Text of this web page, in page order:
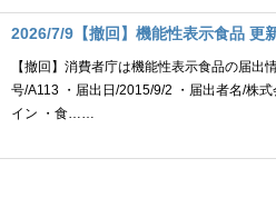
2026/7/9【撤回】機能性表示食品 更
【撤回】消費者庁は機能性表示食品の届出
号/A113 ・届出日/2015/9/2 ・届出者名/株
イン ・食……